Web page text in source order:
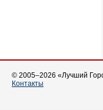
© 2005–2026 «Лучший
Контакты